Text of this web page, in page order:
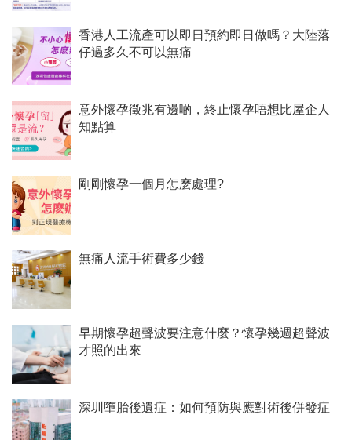
香港人工流產可以即日預約即日做嗎？大陸落
仔過多久不可以無痛
意外懷孕徵兆有邊啲，終止懷孕唔想比屋企人
知點算
剛剛懷孕一個月怎麽處理?
無痛人流手術費多少錢
早期懷孕超聲波要注意什麼？懷孕幾週超聲波
才照的出來
深圳墮胎後遺症：如何預防與應對術後併發症